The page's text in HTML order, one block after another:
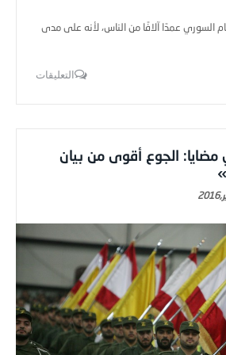
السوري عمدًا آلافًا من الناس، لأنه على مدى
التعليقات
الجوع أقوى من بيان